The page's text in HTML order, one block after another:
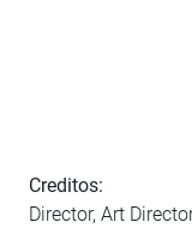
Creditos:
Director, Art